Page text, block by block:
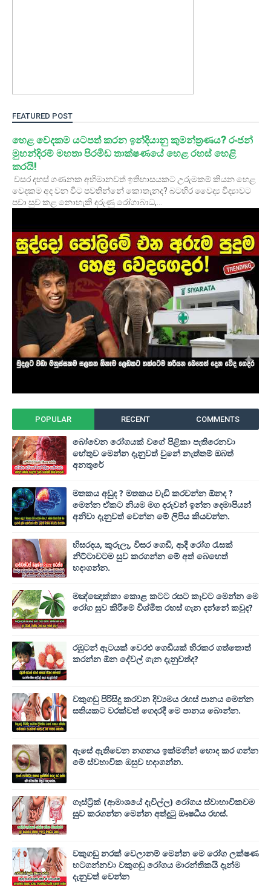
FEATURED POST
හෙළ වෙදකම යටපත් කරන ඉන්දියානු කුමන්ත්‍රණය? රංජන්
මුහන්දිරම් මහතා පිරමිඩ තාක්ෂණයේ හෙළ රහස් හෙළි
කරයි!
වසර දහස් ගණනක අභිමානවත් ඉතිහාසයකට උරුමකම් කියන හෙළ
වෙදකම අද වන විට පවතින්නේ කොතැනද? බටහිර වෛද්‍ය විද්‍යාවට
පවා සුව කළ නොහැකි දරුණු රෝගාබාධ,...
POPULAR RECENT COMMENTS
බෝවෙන රෝගයක් වගේ පිළිකා පැතිරෙනවා
හේතුව මෙන්න දැනුවත් වුනේ නැත්තම් ඔබත්
අනතුරේ
මතකය අඩුද ? මතකය වැඩි කරවන්න ඕනද ?
මෙන්න ඒකට නියම මග දරුවන් ඉන්න දෙමාපියන්
අනිවා දැනුවත් වෙන්න මේ ලිපිය කියවන්න.
හිසරදය, කුරුලෑ, විසර ගෙඩි, ආදී රෝග රැසක්
නිට්ටාවටම සුව කරගන්න මේ අත් බෙහෙත්
හදාගන්න.
මඤ්ඤොක්‌කා කොළ කටට රසට කෑවට මෙන්න මෙ
රෝග සුව කිරීමේ විශ්මිත රහස් ගැන දන්නේ කවුද?
රඹුටන් ඇටයක් වෙරළු ගෙඩියක් හිරකර ගත්තොත්
කරන්න ඕන දේවල් ගැන දැනුවත්ද?
වකුගඩු පිරිසිදු කරවන දිව්‍යමය රහස් පානය මෙන්න
සතියකට වරක්වත් ගෙදරදී මෙ පානය බොන්න.
ඇසේ ඇතිවෙන නගනය ඉක්මනින් හොද කර ගන්න
මේ ස්වභාවික ඔසුව හදාගන්න.
ගෑස්ට්‍රික් (ආමාශයේ දැවිල්ල) රෝගය ස්වාභාවිකවම
සුව කරගන්න මෙන්න අත්දුටු ඖෂධීය රහස්.
වකුගඩු නරක් වෙලානම් මෙන්න මෙ රෝග ලක්ෂණ
හටගන්නවා වකුගඩු රෝගය මාරන්තිකයි දැන්ම
දැනුවත් වෙන්න